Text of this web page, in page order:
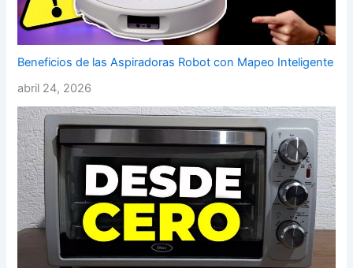
Beneficios de las Aspiradoras Robot con Mapeo Inteligente
abril 24, 2026